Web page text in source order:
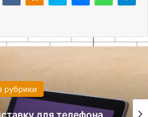
рубрики
для телефона